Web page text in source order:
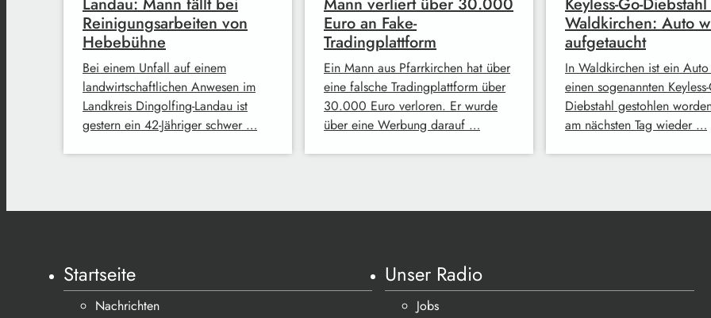
Landau: Mann fällt bei
Reinigungsarbeiten von
Hebebühne
Bei einem Unfall auf einem
landwirtschaftlichen Anwesen im
Landkreis Dingolfing-Landau ist
gestern ein 42-Jähriger schwer …
Mann verliert über 30.000
Euro an Fake-
Tradingplattform
Ein Mann aus Pfarrkirchen hat über
eine falsche Tradingplattform über
30.000 Euro verloren. Er wurde
über eine Werbung darauf …
Keyless-Go-
Waldkirchen: Auto
aufgetaucht
In Waldkirchen ist ein
einen sogenannten
Diebstahl gestohlen
am nächsten Tag wieder …
Startseite
Nachrichten
Unser Radio
Jobs